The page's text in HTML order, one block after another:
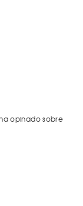
opinado sobre